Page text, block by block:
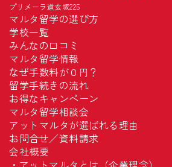
プリメーラ道玄坂225
マルタ留学の選び方
学校一覧
みんなの口コミ
マルタ留学情報
なぜ手数料が０円？
留学手続きの流れ
お得なキャンペーン
マルタ留学相談会
アットマルタが選ばれる理由
お問合せ／資料請求
会社概要